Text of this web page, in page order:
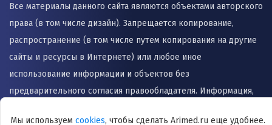
Все материалы данного сайта являются объектами авторского
права (в том числе дизайн). Запрещается копирование,
распространение (в том числе путем копирования на другие
сайты и ресурсы в Интернете) или любое иное
использование информации и объектов без
предварительного согласия правообладателя. Информация,
Мы используем cookies, чтобы сделать Arimed.ru еще удобнее.